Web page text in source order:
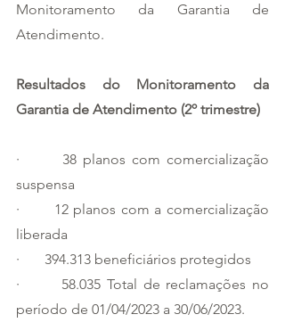
Monitoramento da Garantia de
Atendimento.
Resultados do Monitoramento da
Garantia de Atendimento (2º trimestre)
·       38 planos com comercialização
suspensa
·       12 planos com a comercialização
liberada
·       394.313 beneficiários protegidos
·       58.035 Total de reclamações no
período de 01/04/2023 a 30/06/2023.